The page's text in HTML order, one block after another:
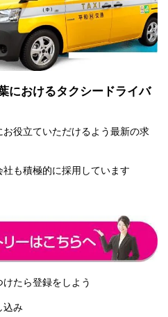
におけるタクシードライバ
役立ていただけるよう最新の求
も積極的に採用しています
たら登録をしよう
込み